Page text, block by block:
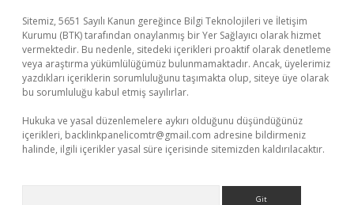
Sitemiz, 5651 Sayılı Kanun gereğince Bilgi Teknolojileri ve İletişim
Kurumu (BTK) tarafından onaylanmış bir Yer Sağlayıcı olarak hizmet
vermektedir. Bu nedenle, sitedeki içerikleri proaktif olarak denetleme
veya araştırma yükümlülüğümüz bulunmamaktadır. Ancak, üyelerimiz
yazdıkları içeriklerin sorumluluğunu taşımakta olup, siteye üye olarak
bu sorumluluğu kabul etmiş sayılırlar.
Hukuka ve yasal düzenlemelere aykırı olduğunu düşündüğünüz
içerikleri, backlinkpanelicomtr@gmail.com adresine bildirmeniz
halinde, ilgili içerikler yasal süre içerisinde sitemizden kaldırılacaktır.